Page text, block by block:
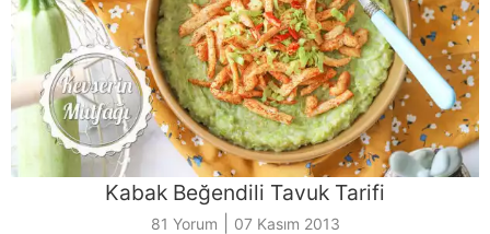
Kabak Beğendili Tavuk Tarifi
81 Yorum 07 Kasım 2013